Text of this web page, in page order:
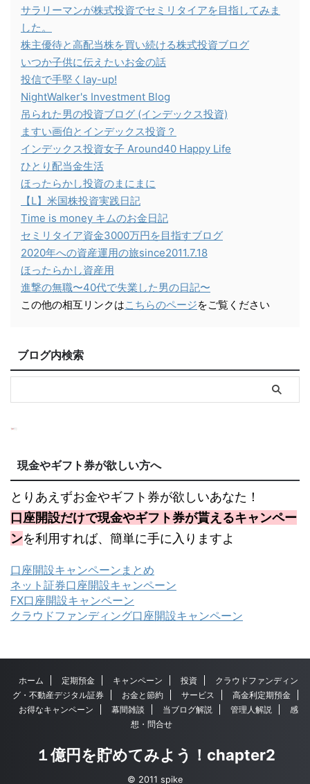
サラリーマンが株式投資でセミリタイアを目指してみま
した。
株主優待と高配当株を買い続ける株式投資ブログ
いつか子供に伝えたいお金の話
投信で手堅くlay-up!
NightWalker's Investment Blog
吊られた男の投資ブログ (インデックス投資)
ますい画伯とインデックス投資？
インデックス投資女子 Around40 Happy Life
ひとり配当金生活
ほったらかし投資のまにまに
【L】米国株投資実践日記
Time is money キムのお金日記
セミリタイア資金3000万円を目指すブログ
2020年への資産運用の旅since2011.7.18
ほったらかし資産用
進撃の無職〜40代で失業した男の日記〜
この他の相互リンクはこちらのページをご覧ください
ブログ内検索
現金やギフト券が欲しい方へ
とりあえずお金やギフト券が欲しいあなた！
口座開設だけで現金やギフト券が貰えるキャンペー
ンを利用すれば、簡単に手に入りますよ
口座開設キャンペーンまとめ
ネット証券口座開設キャンペーン
FX口座開設キャンペーン
クラウドファンディング口座開設キャンペーン
ホーム 定期預金 キャンペーン 投資
クラウドファンディン
グ・不動産デジタル証券
お金と節約 サービス
高金利定期預金
お得なキャンペーン
幕間雑談 当ブログ解説 管理人解説
感
想・問合せ
１億円を貯めてみよう！chapter2
© 2011 spike